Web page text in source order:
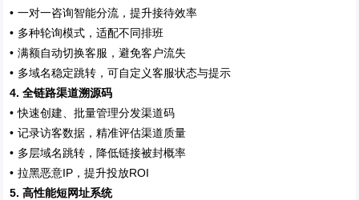
• 一对一咨询智能分流，提升接待效率
• 多种轮询模式，适配不同排班
• 满额自动切换客服，避免客户流失
• 多域名稳定跳转，可自定义客服状态与提示
4.全链路渠道溯源码
• 快速创建、批量管理分发渠道码
• 记录访客数据，精准评估渠道质量
• 多层域名跳转，降低链接被封概率
• 拉黑恶意IP ，提升投放ROI
5.高性能短网址系统